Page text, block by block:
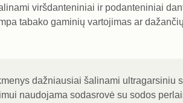
viršdanteniniai ir podanteniniai
tabako gaminių vartojimas ar
dažniausiai šalinami ultragarsiniu
naudojama sodasrovė su sodos